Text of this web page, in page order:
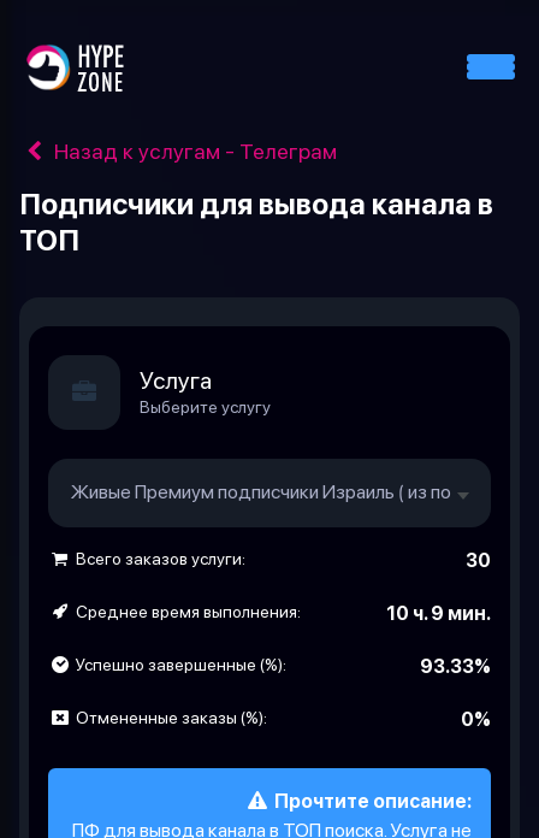
Назад к услугам - Телеграм
Подписчики для вывода канала в
ТОП
Услуга
Выберите услугу
Живые Премиум подписчики Израиль ⟮ из поиска ⟯
Всего заказов услуги: 30
Среднее время выполнения: 10 ч. 9 мин.
Успешно завершенные (%): 93.33%
Отмененные заказы (%): 0%
Прочтите описание:
ПФ для вывода канала в ТОП поиска. Услуга не